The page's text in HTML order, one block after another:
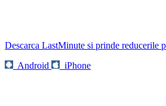
Descarca LastMinute si prinde reducerile
Android
iPhone